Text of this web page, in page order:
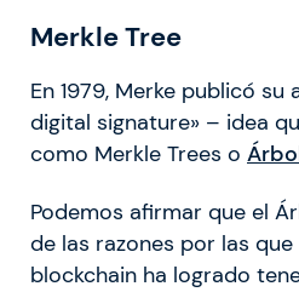
Merkle Tree
En 1979, Merke publicó
digital signature» – idea
como Merkle Trees o
Podemos afirmar que el
de las razones por las
blockchain ha logrado